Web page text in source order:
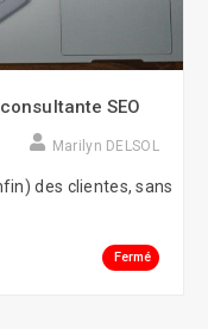
SEO
Marilyn DELSOL
des clientes, sans
Fermé